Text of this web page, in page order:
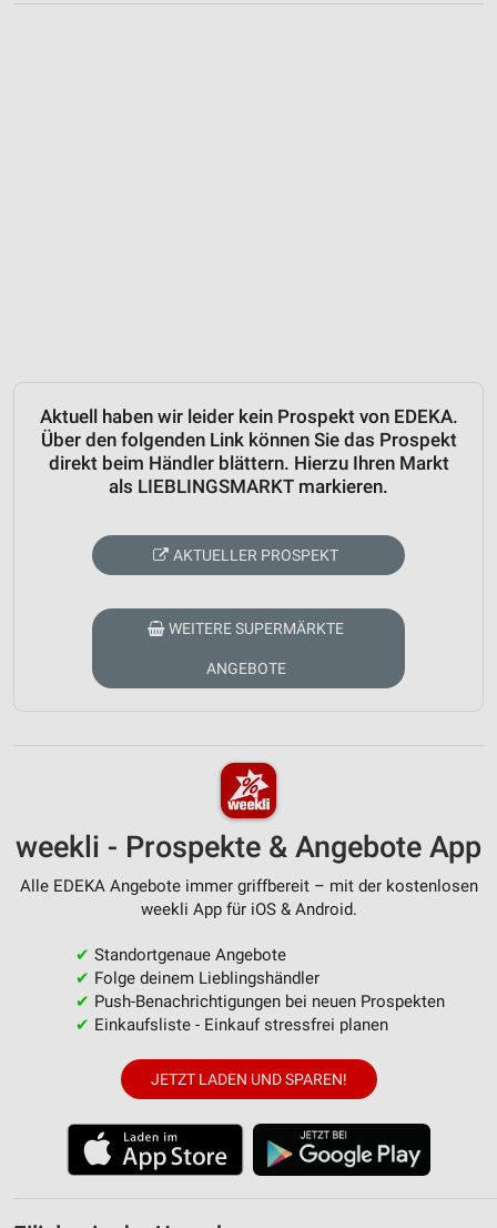
Aktuell haben wir leider kein Prospekt von EDEKA.
Über den folgenden Link können Sie das Prospekt
direkt beim Händler blättern. Hierzu Ihren Markt
als LIEBLINGSMARKT markieren.
AKTUELLER PROSPEKT
WEITERE SUPERMÄRKTE
ANGEBOTE
weekli - Prospekte & Angebote App
Alle EDEKA Angebote immer griffbereit – mit der kostenlosen
weekli App für iOS & Android.
✔ Standortgenaue Angebote
✔ Folge deinem Lieblingshändler
✔ Push-Benachrichtigungen bei neuen Prospekten
✔ Einkaufsliste - Einkauf stressfrei planen
JETZT LADEN UND SPAREN!